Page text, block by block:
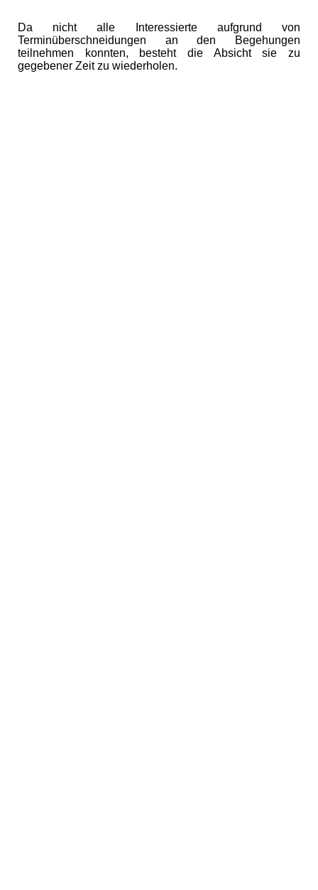
Da nicht alle Interessierte aufgrund von
Terminüberschneidungen an den Begehungen
teilnehmen konnten, besteht die Absicht sie zu
gegebener Zeit zu wiederholen.